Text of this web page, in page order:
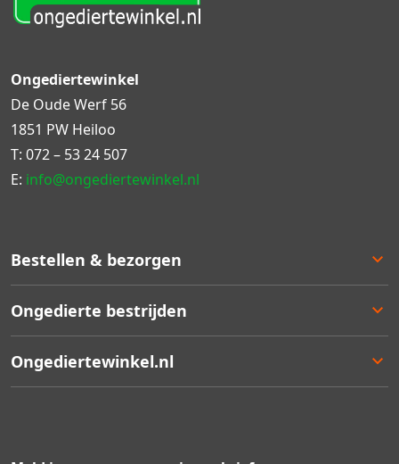
Bestellen & bezorgen
Bestellen
Bezorgen
Ongedierte bestrijden
Ongedierte keuzelulp
Ongediertewinkel.nl
Ongediertewinkel
De Oude Werf 56
1851 PW Heiloo
T: 072 – 53 24 507
E: info@ongediertewinkel.nl